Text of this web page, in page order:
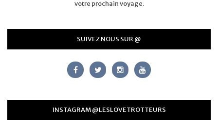
votre prochain voyage.
SUIVEZ NOUS SUR @
INSTAGRAM @LESLOVETROTTEURS